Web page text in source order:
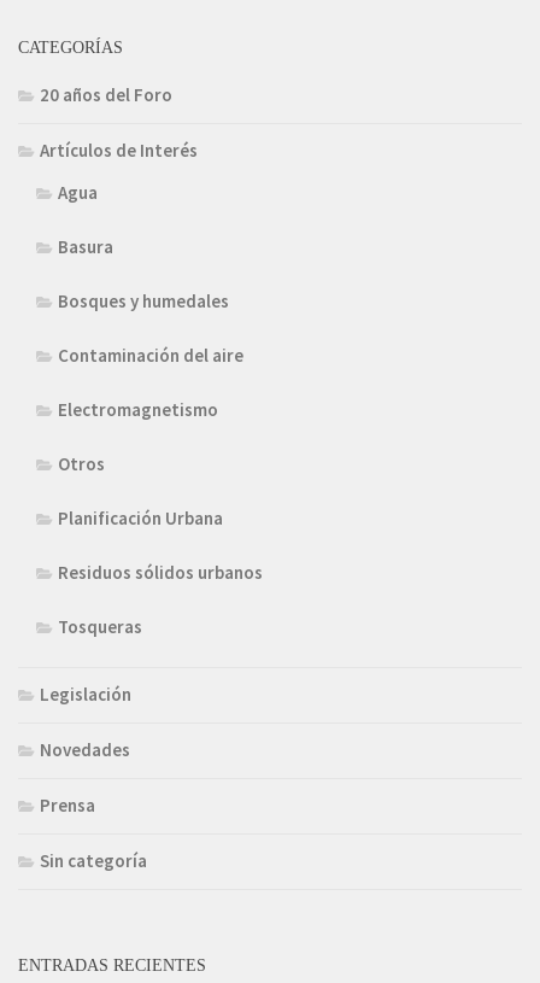
CATEGORÍAS
20 años del Foro
Artículos de Interés
Agua
Basura
Bosques y humedales
Contaminación del aire
Electromagnetismo
Otros
Planificación Urbana
Residuos sólidos urbanos
Tosqueras
Legislación
Novedades
Prensa
Sin categoría
ENTRADAS RECIENTES